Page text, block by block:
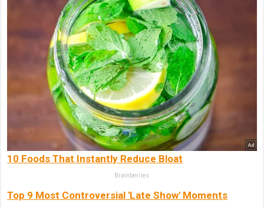
10 Foods That Instantly Reduce Bloat
Brainberries
Top 9 Most Controversial 'Late Show' Moments